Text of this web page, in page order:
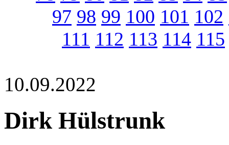
97 98 99 100 101 102
111 112 113 114 115
10.09.2022
Dirk Hülstrunk